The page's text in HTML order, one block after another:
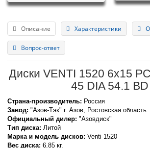
Описание Характеристики
Вопрос-ответ
Диски VENTI 1520 6x15
45 DIA 54.1 BD
Страна-производитель: Россия
Завод: "Азов-Тэк" г. Азов, Ростовская область
Официальный дилер: "Азовдиск"
Тип диска: Литой
Марка и модель дисков: Venti 1520
Вес диска: 6.85 кг.